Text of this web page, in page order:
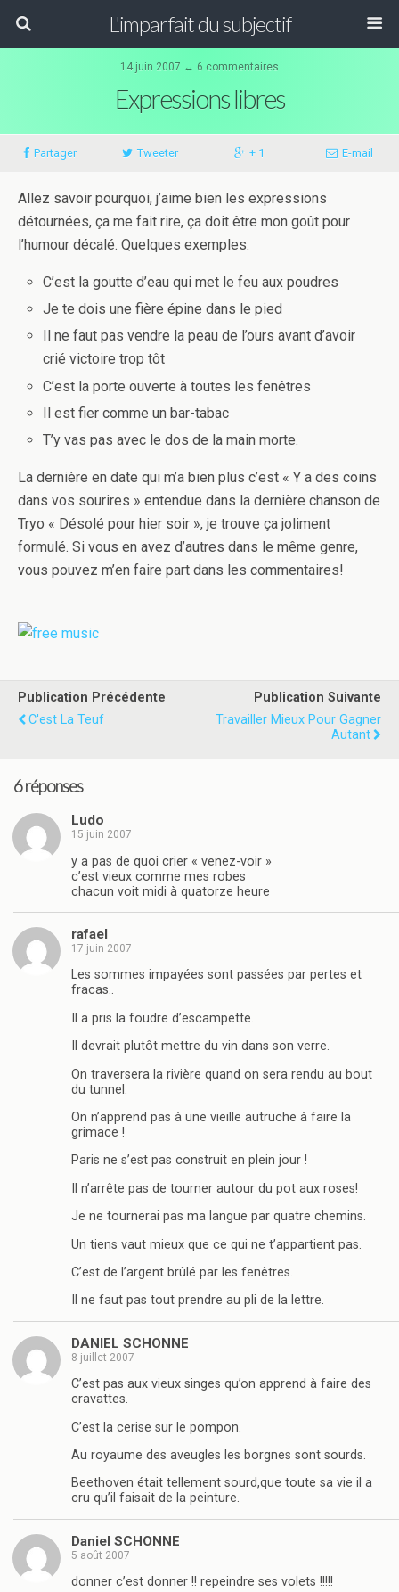
L'imparfait du subjectif
14 juin 2007 ↔ 6 commentaires
Expressions libres
Partager Tweeter + 1 E-mail
Allez savoir pourquoi, j’aime bien les expressions
détournées, ça me fait rire, ça doit être mon goût pour
l’humour décalé. Quelques exemples:
C’est la goutte d’eau qui met le feu aux poudres
Je te dois une fière épine dans le pied
Il ne faut pas vendre la peau de l’ours avant d’avoir
crié victoire trop tôt
C’est la porte ouverte à toutes les fenêtres
Il est fier comme un bar-tabac
T’y vas pas avec le dos de la main morte.
La dernière en date qui m’a bien plus c’est « Y a des coins
dans vos sourires » entendue dans la dernière chanson de
Tryo « Désolé pour hier soir », je trouve ça joliment
formulé. Si vous en avez d’autres dans le même genre,
vous pouvez m’en faire part dans les commentaires!
Publication Précédente
C'est La Teuf
Publication Suivante
Travailler Mieux Pour Gagner
Autant
6 réponses
Ludo
15 juin 2007
y a pas de quoi crier « venez-voir »
c’est vieux comme mes robes
chacun voit midi à quatorze heure
rafael
17 juin 2007
Les sommes impayées sont passées par pertes et
fracas..
Il a pris la foudre d’escampette.
Il devrait plutôt mettre du vin dans son verre.
On traversera la rivière quand on sera rendu au bout
du tunnel.
On n’apprend pas à une vieille autruche à faire la
grimace !
Paris ne s’est pas construit en plein jour !
Il n’arrête pas de tourner autour du pot aux roses!
Je ne tournerai pas ma langue par quatre chemins.
Un tiens vaut mieux que ce qui ne t’appartient pas.
C’est de l’argent brûlé par les fenêtres.
Il ne faut pas tout prendre au pli de la lettre.
DANIEL SCHONNE
8 juillet 2007
C’est pas aux vieux singes qu’on apprend à faire des
cravattes.
C’est la cerise sur le pompon.
Au royaume des aveugles les borgnes sont sourds.
Beethoven était tellement sourd,que toute sa vie il a
cru qu’il faisait de la peinture.
Daniel SCHONNE
5 août 2007
donner c’est donner !! repeindre ses volets !!!!!